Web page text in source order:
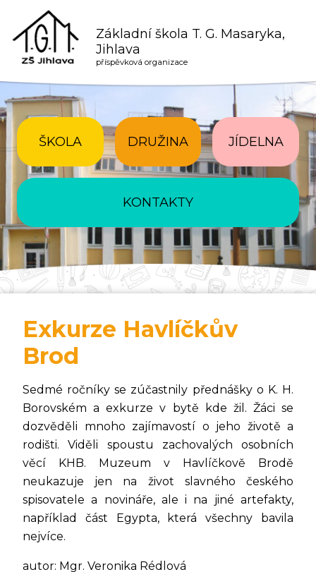
Základní škola T. G. Masaryka,
Jihlava
příspěvková organizace
ŠKOLA DRUŽINA JÍDELNA
KONTAKTY
Exkurze Havlíčkův
Brod
Sedmé ročníky se zúčastnily přednášky o K. H.
Borovském a exkurze v bytě kde žil. Žáci se
dozvěděli mnoho zajímavostí o jeho životě a
rodišti. Viděli spoustu zachovalých osobních
věcí KHB. Muzeum v Havlíčkově Brodě
neukazuje jen na život slavného českého
spisovatele a novináře, ale i na jiné artefakty,
například část Egypta, která všechny bavila
nejvíce.
autor: Mgr. Veronika Rédlová